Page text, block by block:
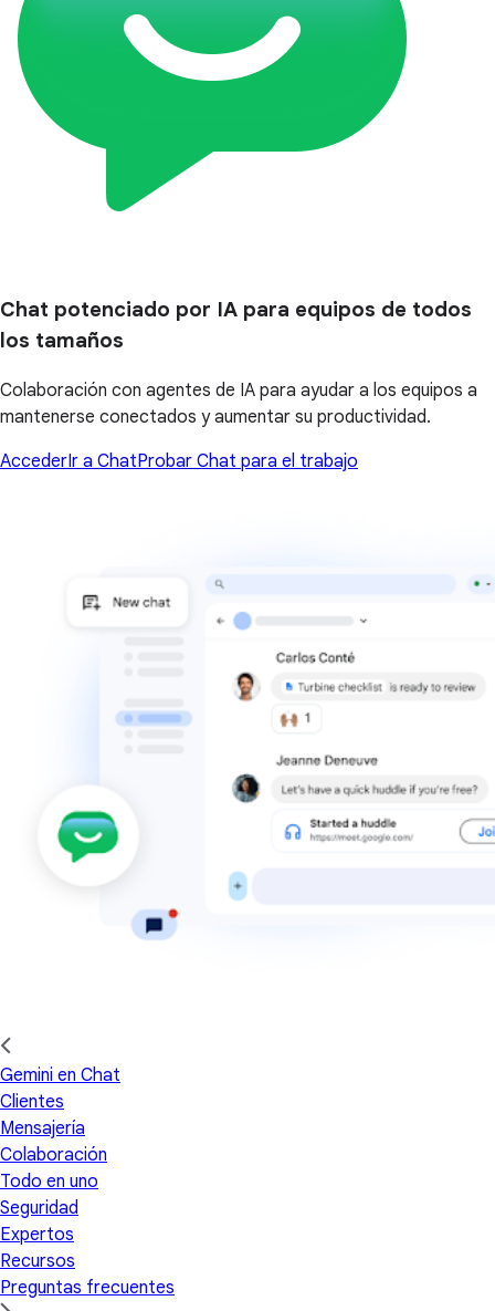
Chat potenciado por IA para equipos de todos
los tamaños
Colaboración con agentes de IA para ayudar a los equipos a
mantenerse conectados y aumentar su productividad.
AccederIr a ChatProbar Chat para el trabajo
Gemini en Chat
Clientes
Mensajería
Colaboración
Todo en uno
Seguridad
Expertos
Recursos
Preguntas frecuentes